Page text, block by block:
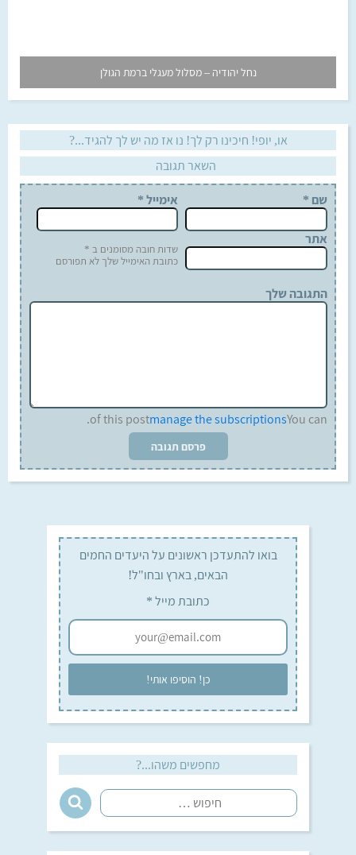
בואו להתעדכן ראשונים על היעדים החמים
הבאים, בארץ ובחו"ל!
כתובת מייל*
מחפשים משהו...?
נחל יהודיה – מסלול מעגלי ברמת הגולן
או, יופי! חיכינו רק לך! נו אז מה יש לך להגיד...?
השאר תגובה
שם * אימייל*
אתר
שדות חובה מסומנים ב *
כתובת האימייל שלך לא תפורסם
התגובה שלך
You can
manage the subscriptions
of this post.